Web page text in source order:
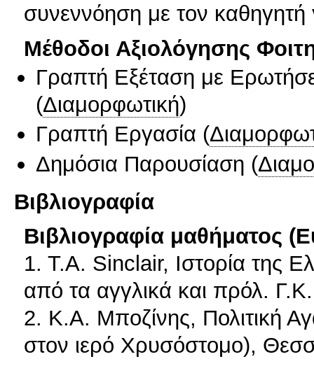
συνεννόηση με τον καθηγητή
Μέθοδοι Αξιολόγησης
Γραπτή Εξέταση με
(Διαμορφωτική)
Γραπτή Εργασία (
Δημόσια Παρουσίαση (
Βιβλιογραφία
Βιβλιογραφία μαθήματος
1. T.A. Sinclair, Ιστορία της
από τα αγγλικά και πρόλ.
2. Κ.Α. Μποζίνης, Πολιτική
στον ιερό Χρυσόστομο),